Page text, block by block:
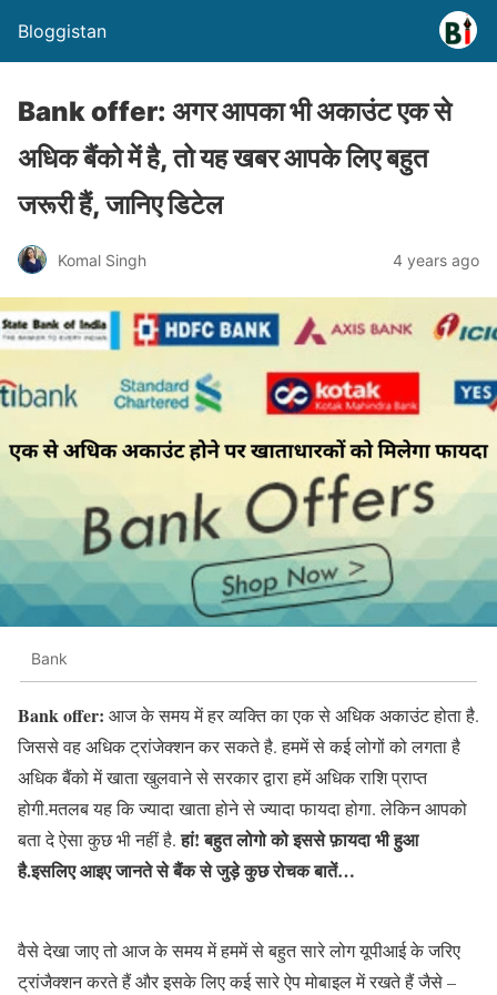
Bloggistan
Bank offer: अगर आपका भी अकाउंट एक से
अधिक बैंको में है, तो यह खबर आपके लिए बहुत
जरूरी हैं, जानिए डिटेल
Komal Singh 4 years ago
Bank
Bank offer: आज के समय में हर व्यक्ति का एक से अधिक अकाउंट होता है.
जिससे वह अधिक ट्रांजेक्शन कर सकते है. हममें से कई लोगों को लगता है
अधिक बैंको में खाता खुलवाने से सरकार द्वारा हमें अधिक राशि प्राप्त
होगी.मतलब यह कि ज्यादा खाता होने से ज्यादा फायदा होगा. लेकिन आपको
बता दे ऐसा कुछ भी नहीं है.हां! बहुत लोगो को इससे फ़ायदा भी हुआ
है.इसलिए आइए जानते से बैंक से जुड़े कुछ रोचक बातें…
वैसे देखा जाए तो आज के समय में हममें से बहुत सारे लोग यूपीआई के जरिए
ट्रांजैक्शन करते हैं और इसके लिए कई सारे ऐप मोबाइल में रखते हैं जैसे –